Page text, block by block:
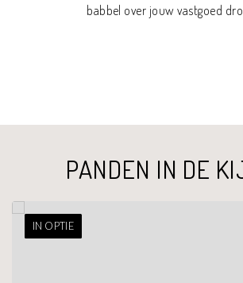
babbel over jouw vastgoed
PANDEN IN DE
IN OPTIE